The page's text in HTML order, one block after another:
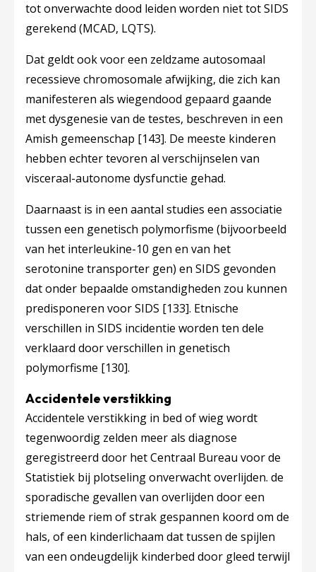
tot onverwachte dood leiden worden niet tot SIDS
gerekend (MCAD, LQTS).
Dat geldt ook voor een zeldzame autosomaal
recessieve chromosomale afwijking, die zich kan
manifesteren als wiegendood gepaard gaande
met dysgenesie van de testes, beschreven in een
Amish gemeenschap [143]. De meeste kinderen
hebben echter tevoren al verschijnselen van
visceraal-autonome dysfunctie gehad.
Daarnaast is in een aantal studies een associatie
tussen een genetisch polymorfisme (bijvoorbeeld
van het interleukine-10 gen en van het
serotonine transporter gen) en SIDS gevonden
dat onder bepaalde omstandigheden zou kunnen
predisponeren voor SIDS [133]. Etnische
verschillen in SIDS incidentie worden ten dele
verklaard door verschillen in genetisch
polymorfisme [130].
Accidentele verstikking
Accidentele verstikking in bed of wieg wordt
tegenwoordig zelden meer als diagnose
geregistreerd door het Centraal Bureau voor de
Statistiek bij plotseling onverwacht overlijden. de
sporadische gevallen van overlijden door een
striemende riem of strak gespannen koord om de
hals, of een kinderlichaam dat tussen de spijlen
van een ondeugdelijk kinderbed door gleed terwijl